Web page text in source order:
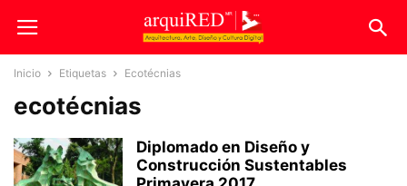
Inicio Etiquetas Ecotécnias
ecotécnias
Diplomado en Diseño y
Construcción Sustentables